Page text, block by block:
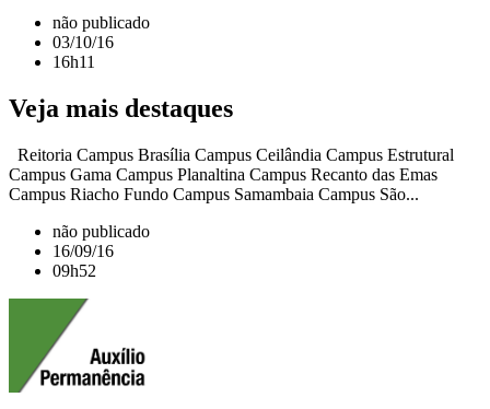
não publicado
03/10/16
16h11
Veja mais destaques
Reitoria Campus Brasília Campus Ceilândia Campus Estrutural
Campus Gama Campus Planaltina Campus Recanto das Emas
Campus Riacho Fundo Campus Samambaia Campus São...
não publicado
16/09/16
09h52